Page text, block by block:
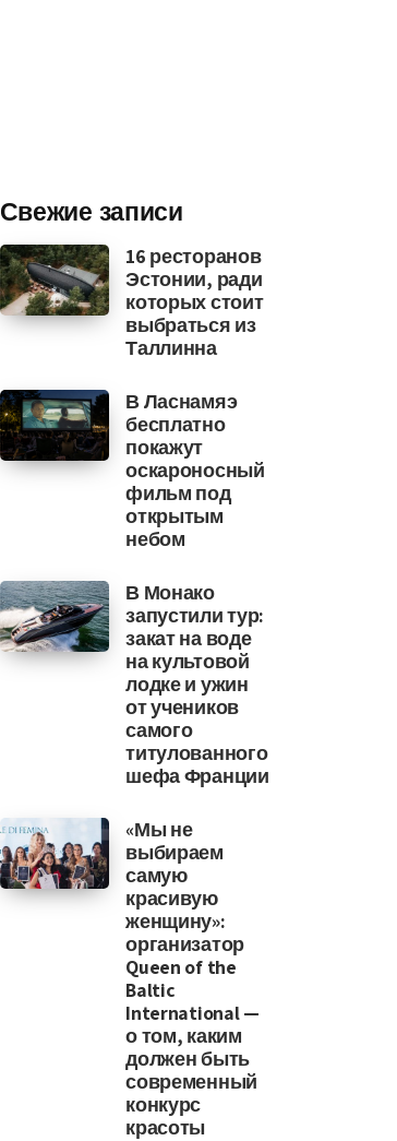
Свежие записи
16 ресторанов
Эстонии, ради
которых стоит
выбраться из
Таллинна
В Ласнамяэ
бесплатно
покажут
оскароносный
фильм под
открытым
небом
В Монако
запустили тур:
закат на воде
на культовой
лодке и ужин
от учеников
самого
титулованного
шефа Франции
«Мы не
выбираем
самую
красивую
женщину»:
организатор
Queen of the
Baltic
International —
о том, каким
должен быть
современный
конкурс
красоты